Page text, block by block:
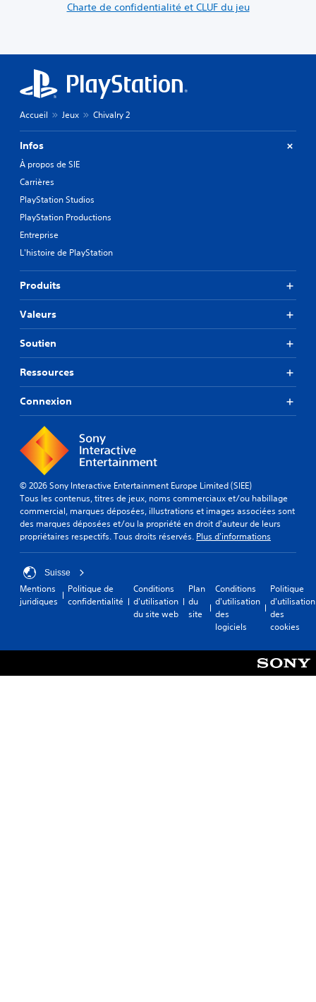
Charte de confidentialité et CLUF du jeu
Accueil Jeux Chivalry 2
Infos
À propos de SIE
Carrières
PlayStation Studios
PlayStation Productions
Entreprise
L'histoire de PlayStation
Produits
Valeurs
Soutien
Ressources
Connexion
© 2026 Sony Interactive Entertainment Europe Limited (SIEE)
Tous les contenus, titres de jeux, noms commerciaux et/ou habillage
commercial, marques déposées, illustrations et images associées sont
des marques déposées et/ou la propriété en droit d'auteur de leurs
propriétaires respectifs. Tous droits réservés. Plus d'informations
Suisse
Mentions
juridiques
Politique de
confidentialité
Conditions
d'utilisation
du site web
Plan
du
site
Conditions
d'utilisation
des
logiciels
Politique
d'utilisation
des
cookies